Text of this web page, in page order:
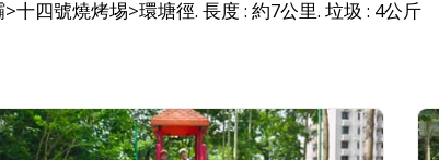
十四號燒烤埸>環塘徑. 長度 : 約7公里. 垃圾 : 4公斤